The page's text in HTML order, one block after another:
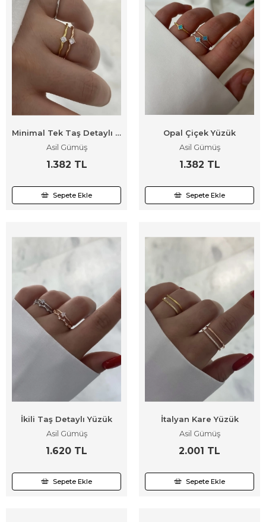
Minimal Tek Taş Detaylı Yüzük
Asil Gümüş
1.382 TL
Sepete Ekle
Opal Çiçek Yüzük
Asil Gümüş
1.382 TL
Sepete Ekle
İkili Taş Detaylı Yüzük
Asil Gümüş
1.620 TL
Sepete Ekle
İtalyan Kare Yüzük
Asil Gümüş
2.001 TL
Sepete Ekle